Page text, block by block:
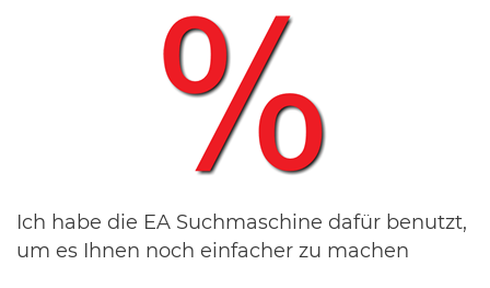
Ich habe die EA Suchmaschine dafür benutzt,
um es Ihnen noch einfacher zu machen